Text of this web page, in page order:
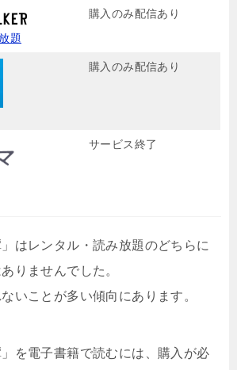
題
購入のみ配信あり
購入のみ配信あり
サービス終了
」はレンタル・読み放題のどちらに
りませんでした。
いことが多い傾向にあります。
」を電子書籍で読むには、購入が必